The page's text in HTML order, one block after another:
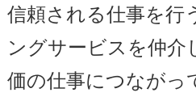
信頼される仕事を行
ングサービスを仲
価の仕事につながっ